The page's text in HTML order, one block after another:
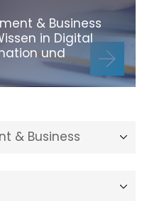
& Business
in Digital
und